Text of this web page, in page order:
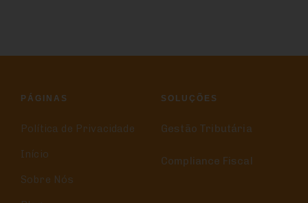
PÁGINAS
Política de Privacidade
Início
Sobre Nós
SOLUÇÕES
Gestão Tributária
Compliance Fiscal